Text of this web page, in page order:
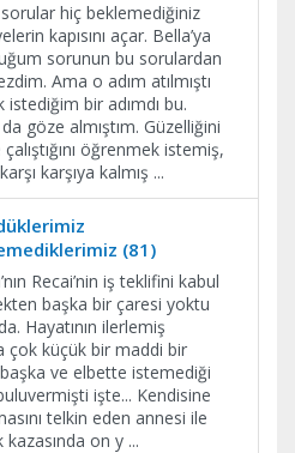
sorular hiç beklemediğiniz
kapısını açar. Bella’ya
sorunun bu sorulardan
Ama o adım atılmıştı
istediğim bir adımdı bu.
göze almıştım. Güzelliğini
öğrenmek istemiş,
karşıya kalmış ...
(81)
Recai’nin iş teklifini kabul
başka bir çaresi yoktu
Hayatının ilerlemiş
çok küçük bir maddi bir
ve elbette istemediği
işte... Kendisine
telkin eden annesi ile
on y ...